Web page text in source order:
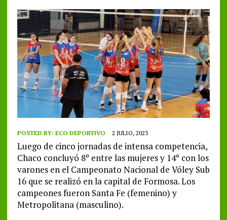
POSTED BY: ECO DEPORTIVO 2 JULIO, 2023
Luego de cinco jornadas de intensa competencia,
Chaco concluyó 8º entre las mujeres y 14º con los
varones en el Campeonato Nacional de Vóley Sub
16 que se realizó en la capital de Formosa. Los
campeones fueron Santa Fe (femenino) y
Metropolitana (masculino).